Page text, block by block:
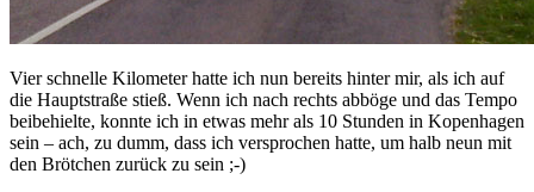
Vier schnelle Kilometer hatte ich nun bereits hinter mir, als ich auf
die Hauptstraße stieß. Wenn ich nach rechts abböge und das Tempo
beibehielte, konnte ich in etwas mehr als 10 Stunden in Kopenhagen
sein – ach, zu dumm, dass ich versprochen hatte, um halb neun mit
den Brötchen zurück zu sein ;-)